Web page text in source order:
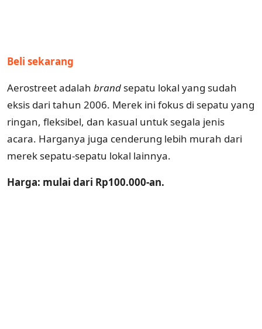
Beli sekarang
Aerostreet adalah brand sepatu lokal yang sudah
eksis dari tahun 2006. Merek ini fokus di sepatu yang
ringan, fleksibel, dan kasual untuk segala jenis
acara. Harganya juga cenderung lebih murah dari
merek sepatu-sepatu lokal lainnya.
Harga: mulai dari Rp100.000-an.